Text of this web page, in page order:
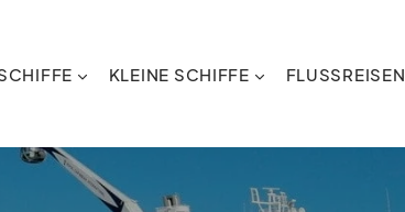
KLEINE SCHIFFE FLUSSREISEN